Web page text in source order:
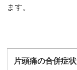
ます。
片頭痛の合併症状